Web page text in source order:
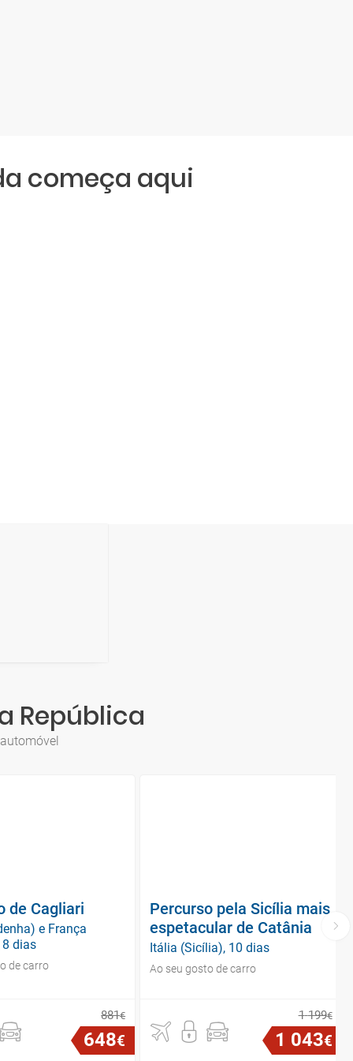
começa aqui
República
de Cagliari
e França
8 dias
de carro
881€
648€
Percurso pela Sicília mais
espetacular de Catânia
Itália (Sicília), 10 dias
Ao seu gosto de carro
1 199€
1 043€